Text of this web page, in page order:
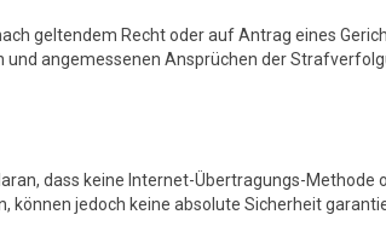
geltendem Recht oder auf Antrag eines
und angemessenen Ansprüchen der
dass keine Internet-Übertragungs-Methode
jedoch keine absolute Sicherheit